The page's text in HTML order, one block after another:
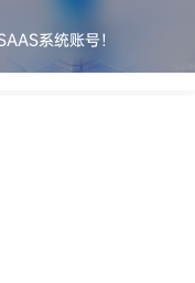
系统账号！